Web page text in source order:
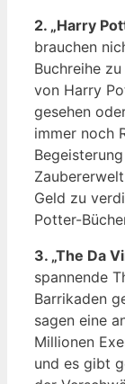
2. „Harry
brauchen
Buchreihe
von Harry
gesehen
immer noch
Geld zu
Potter-
3. „The Da
spannende
Barrikaden
sagen eine
Millionen
und es gibt